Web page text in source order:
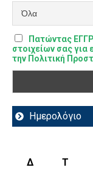
Πατώντας
στοιχείων σας
την Πολιτική
Ημερολόγιο
Δ Τ